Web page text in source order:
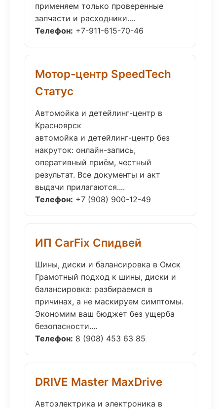
применяем только проверенные
запчасти и расходники....
Телефон: +7-911-615-70-46
Мотор-центр SpeedTech
Статус
Автомойка и детейлинг-центр в
Красноярск
автомойка и детейлинг-центр без
накруток: онлайн-запись,
оперативный приём, честный
результат. Все документы и акт
выдачи прилагаются....
Телефон: +7 (908) 900-12-49
ИП CarFix Спидвей
Шины, диски и балансировка в Омск
Грамотный подход к шины, диски и
балансировка: разбираемся в
причинах, а не маскируем симптомы.
Экономим ваш бюджет без ущерба
безопасности....
Телефон: 8 (908) 453 63 85
DRIVE Master MaxDrive
Автоэлектрика и электроника в